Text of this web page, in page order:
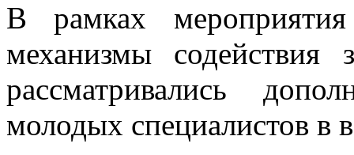
В рамках
механизмы содействия
рассматривались
молодых специалистов в